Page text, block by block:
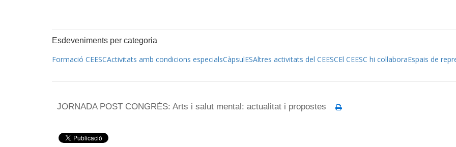
Esdeveniments per categoria
Formació CEESCActivitats amb condicions especialsCàpsulESAltres activitats del CEESCEl CEESC hi col·laboraEspais de
JORNADA POST CONGRÉS: Arts i salut mental: actualitat i propostes